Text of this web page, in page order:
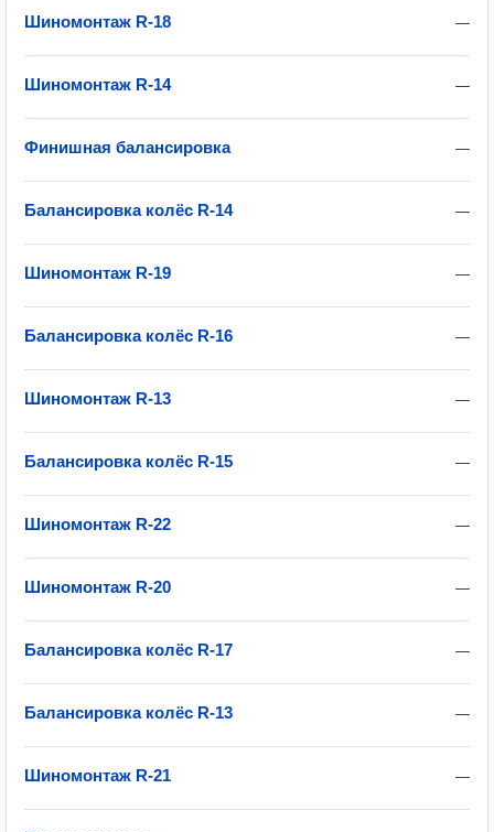
—
Шиномонтаж R-18
—
Шиномонтаж R-14
—
Финишная балансировка
—
Балансировка колёс R-14
—
Шиномонтаж R-19
—
Балансировка колёс R-16
—
Шиномонтаж R-13
—
Балансировка колёс R-15
—
Шиномонтаж R-22
—
Шиномонтаж R-20
—
Балансировка колёс R-17
—
Балансировка колёс R-13
—
Шиномонтаж R-21